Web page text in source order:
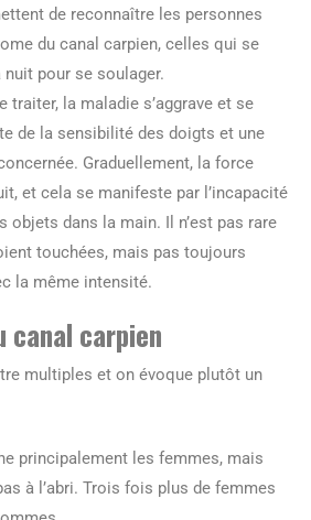
de reconnaître les personnes
du canal carpien, celles qui se
pour se soulager.
traiter, la maladie s’aggrave et se
de la sensibilité des doigts et une
Graduellement, la force
et cela se manifeste par l’incapacité
objets dans la main. Il n’est pas rare
touchées, mais pas toujours
la même intensité.
canal carpien
multiples et on évoque plutôt un
principalement les femmes, mais
à l’abri. Trois fois plus de femmes